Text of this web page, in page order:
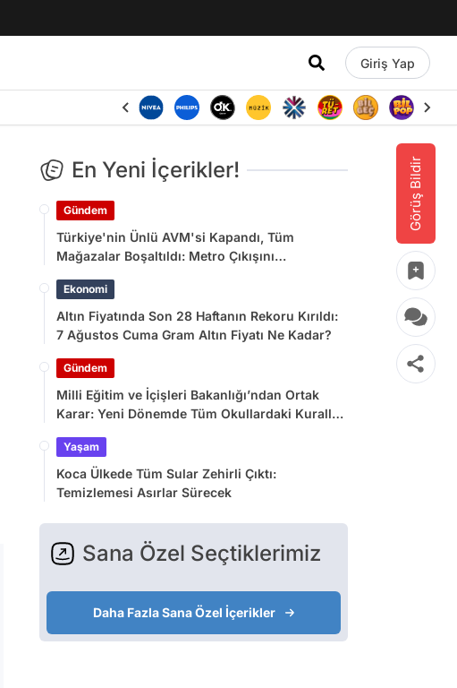
Giriş Yap
Görüş Bildir
En Yeni İçerikler!
Gündem
Türkiye'nin Ünlü AVM'si Kapandı, Tüm
Mağazalar Boşaltıldı: Metro Çıkışını
Ekonomi
Altın Fiyatında Son 28 Haftanın Rekoru Kırıldı:
7 Ağustos Cuma Gram Altın Fiyatı Ne Kadar?
Gündem
Milli Eğitim ve İçişleri Bakanlığı’ndan Ortak
Karar: Yeni Dönemde Tüm Okullardaki Kurallar
Yaşam
Koca Ülkede Tüm Sular Zehirli Çıktı:
Temizlemesi Asırlar Sürecek
Sana Özel Seçtiklerimiz
Daha Fazla Sana Özel İçerikler